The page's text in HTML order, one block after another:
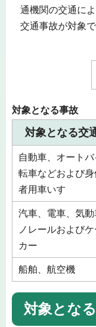
通機関の交通に
交通事故が対象で
対象となる事故
対象となる交
自動車、オートバ
転車などおよび
者用車いす
汽車、電車、気動
ノレールおよび
カー
船舶、航空機
対象とな